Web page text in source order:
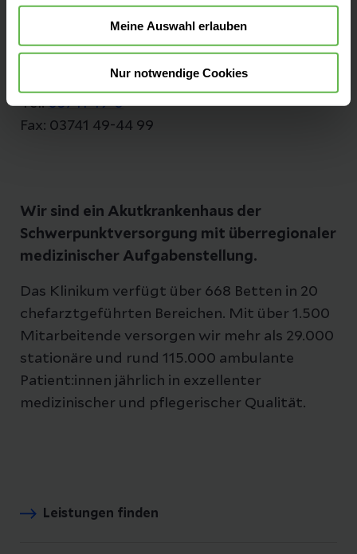
Meine Auswahl erlauben
Nur notwendige Cookies
Röntgenstraße 2
08529 Plauen
Anfahrt auf Google Maps
Tel:03741 49-0
Fax: 03741 49-44 99
Wir sind ein Akutkrankenhaus der
Schwerpunktversorgung mit überregionaler
medizinischer Aufgabenstellung.
Das Klinikum verfügt über 668 Betten in 20
chefarztgeführten Bereichen. Mit über 1.500
Mitarbeitende versorgen wir mehr als 29.000
stationäre und rund 115.000 ambulante
Patient:innen jährlich in exzellenter
medizinischer und pflegerischer Qualität.
Leistungen finden